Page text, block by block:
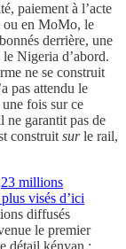
paiement à l’acte
ou en MoMo, le
derrière, une
Nigeria d’abord.
ne se construit
pas attendu le
fois sur ce
ne garantit pas de
construitsurle rail,
23 millions
visés d’ici
diffusés
le premier